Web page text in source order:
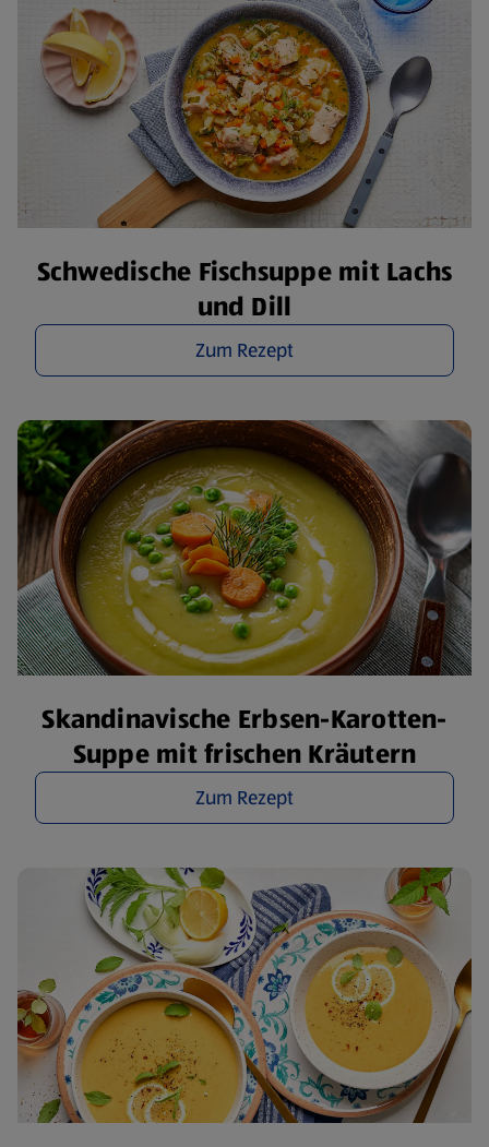
Schwedische Fischsuppe mit Lachs
und Dill
Zum Rezept
Skandinavische Erbsen-Karotten-
Suppe mit frischen Kräutern
Zum Rezept